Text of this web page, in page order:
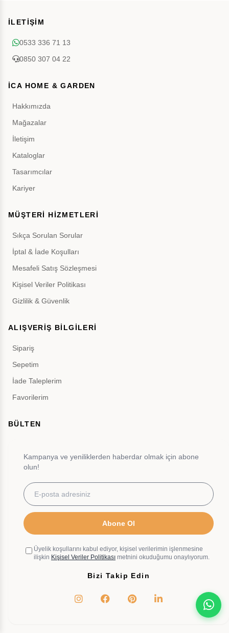
İLETİŞİM
0533 336 71 13
0850 307 04 22
İCA HOME & GARDEN
Hakkımızda
Mağazalar
İletişim
Kataloglar
Tasarımcılar
Kariyer
MÜŞTERİ HİZMETLERİ
Sıkça Sorulan Sorular
İptal & İade Koşulları
Mesafeli Satış Sözleşmesi
Kişisel Veriler Politikası
Gizlilik & Güvenlik
ALIŞVERİŞ BİLGİLERİ
Sipariş
Sepetim
İade Taleplerim
Favorilerim
BÜLTEN
Kampanya ve yeniliklerden haberdar olmak için abone
olun!
Abone Ol
Üyelik koşullarını kabul ediyor, kişisel verilerimin işlenmesine
ilişkin Kişisel Veriler Politikası metnini okuduğumu onaylıyorum.
Bizi Takip Edin